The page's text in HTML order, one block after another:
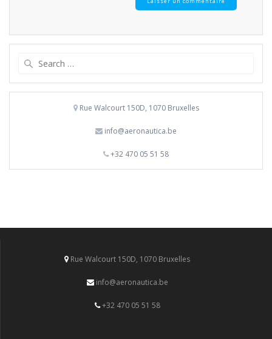
Rue Walcourt 150D, 1070 Bruxelles
info@aeronautica.be
+32 470 05 51 58
Rue Walcourt 150D, 1070 Bruxelles
info@aeronautica.be
+32 470 05 51 58